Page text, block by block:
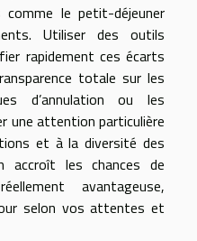
le petit-déjeuner
Utiliser des outils
rapidement ces écarts
totale sur les
d’annulation ou les
une attention particulière
et à la diversité des
accroît les chances de
avantageuse,
selon vos attentes et